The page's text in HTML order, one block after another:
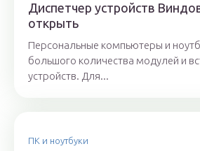
Диспетчер устройств
открыть
Персональные компьютеры и
большого количества модулей и
устройств. Для...
ПК и ноутбуки